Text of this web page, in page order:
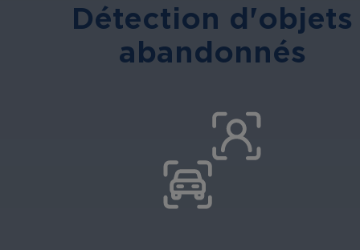
Détection d'objets
abandonnés